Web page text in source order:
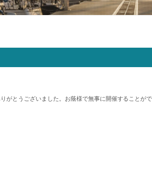
とうございました。お蔭様で無事に開催することがで